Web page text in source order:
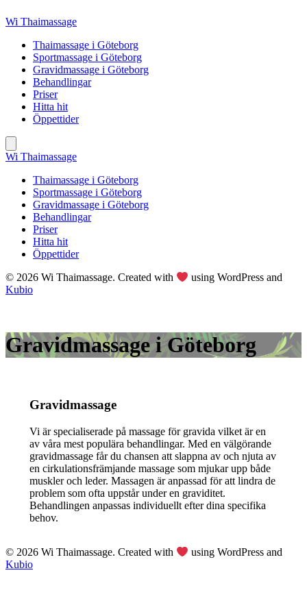
to
Wi Thaimassage
Thaimassage i Göteborg
Sportmassage i Göteborg
Gravidmassage i Göteborg
Behandlingar
Priser
Hitta hit
Öppettider
Wi Thaimassage
Thaimassage i Göteborg
Sportmassage i Göteborg
Gravidmassage i Göteborg
Behandlingar
Priser
Hitta hit
Öppettider
© 2026 Wi Thaimassage. Created with
using WordPress and
Kubio
Gravidmassage i Göteborg
Gravidmassage
Vi är specialiserade på massage för gravida vilket är en
av våra mest populära behandlingar. Med en välgörande
gravidmassage får du chansen att slappna av och njuta av
en cirkulationsfrämjande massage som mjukar upp både
muskler och leder. Massagen är anpassad för att lindra de
problem som ofta uppstår under en graviditet.
Behandlingen anpassas individuellt efter dina specifika
behov.
© 2026 Wi Thaimassage. Created with
using WordPress and
Kubio